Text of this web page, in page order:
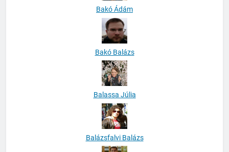
Bakó Ádám
Bakó Balázs
Balassa Júlia
Balázsfalvi Balázs